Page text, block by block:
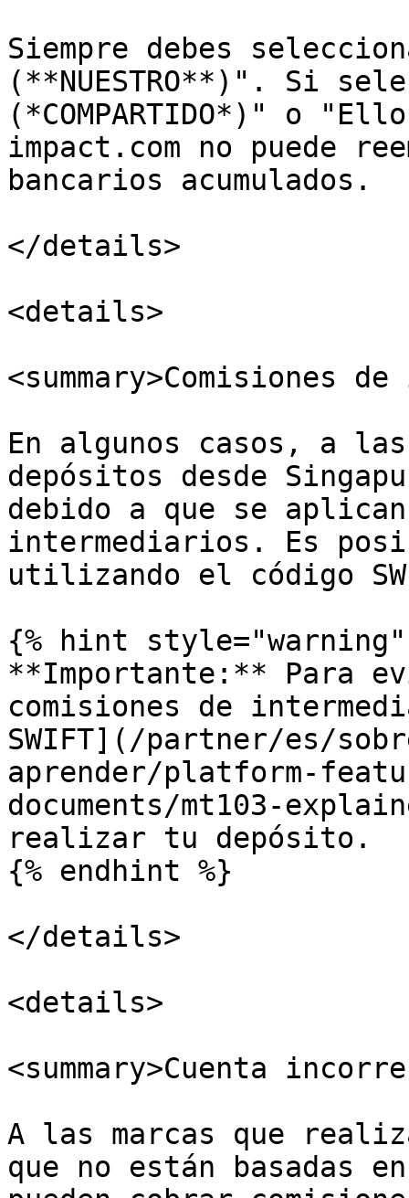
Siempre debes
(**NUESTRO**)". Si
(*COMPARTIDO*)" o
impact.com no puede
bancarios acumulados.
</details>
<details>
<summary>Comisiones
En algunos casos, a
depósitos desde
debido a que se
intermediarios. Es
utilizando el código
{% hint style="warning"
**Importante:** Para
comisiones de
SWIFT](/partner/es/
aprender/platform-
documents/mt103-
realizar tu depósito.
{% endhint %}
</details>
<details>
<summary>Cuenta
A las marcas que
que no están basadas